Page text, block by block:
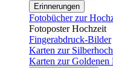
Erinnerungen
Fotobücher zur
Fotoposter Hochzeit
Fingerabdruck-Bilder
Karten zur
Karten zur Goldenen